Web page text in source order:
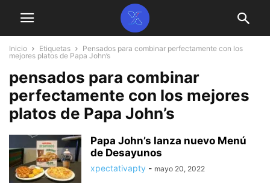
Inicio Etiquetas
Pensados para combinar perfectamente con los
mejores platos de Papa John’s
pensados para combinar
perfectamente con los mejores
platos de Papa John’s
Papa John’s lanza nuevo Menú
de Desayunos
xpectativapty - mayo 20, 2022